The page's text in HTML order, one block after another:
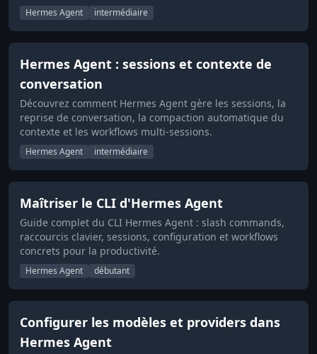
Hermes Agent intermédiaire
Hermes Agent : sessions et contexte de
conversation
Découvrez comment Hermes Agent gère les sessions, la
reprise de conversation, la compaction automatique du
contexte et les workflows multi-sessions.
Hermes Agent intermédiaire
Maîtriser le CLI d'Hermes Agent
Guide complet du CLI Hermes Agent : slash commands,
raccourcis clavier, sessions, configuration et workflows
concrets pour la productivité.
Hermes Agent débutant
Configurer les modèles et providers dans
Hermes Agent